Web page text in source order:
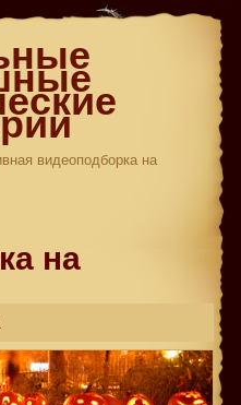
видеоподборка на
на